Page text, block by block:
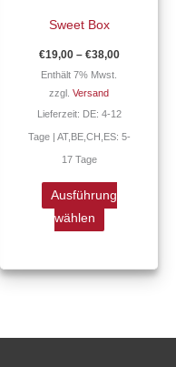
Sweet Box
€19,00 – €38,00
Enthält 7% Mwst.
zzgl.Versand
Lieferzeit: DE: 4-12
Tage | AT,BE,CH,ES: 5-
17 Tage
Ausführung
wählen
Die
Optionen
können
auf
der
Produktseite
werden